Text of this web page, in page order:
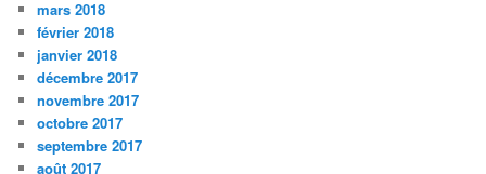
mars 2018
février 2018
janvier 2018
décembre 2017
novembre 2017
octobre 2017
septembre 2017
août 2017